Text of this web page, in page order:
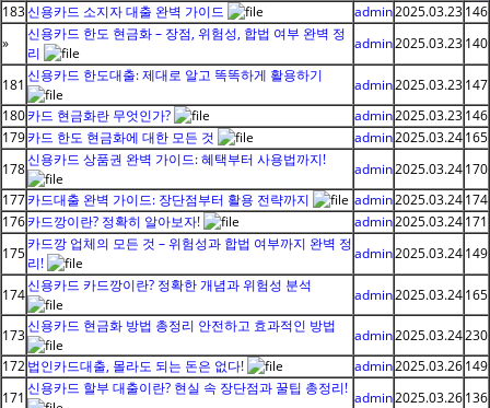
183신용카드 소지자 대출 완벽 가이드 admin2025.03.23146
»
신용카드 한도 현금화 – 장점, 위험성, 합법 여부 완벽 정
리
admin2025.03.23140
181
신용카드 한도대출: 제대로 알고 똑똑하게 활용하기
admin2025.03.23147
180카드 현금화란 무엇인가? admin2025.03.23146
179카드 한도 현금화에 대한 모든 것 admin2025.03.24165
178
신용카드 상품권 완벽 가이드: 혜택부터 사용법까지!
admin2025.03.24170
177카드대출 완벽 가이드: 장단점부터 활용 전략까지 admin2025.03.24174
176카드깡이란? 정확히 알아보자! admin2025.03.24171
175
카드깡 업체의 모든 것 – 위험성과 합법 여부까지 완벽 정
리!
admin2025.03.24149
174
신용카드 카드깡이란? 정확한 개념과 위험성 분석
admin2025.03.24165
173
신용카드 현금화 방법 총정리 안전하고 효과적인 방법
admin2025.03.24230
172법인카드대출, 몰라도 되는 돈은 없다! admin2025.03.26149
171
신용카드 할부 대출이란? 현실 속 장단점과 꿀팁 총정리!
admin2025.03.26136